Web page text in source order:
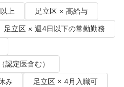
上
足立区 × 高給与
足立区 × 週4日以下の常勤勤務
認定医含む）
み
足立区 × 4月入職可